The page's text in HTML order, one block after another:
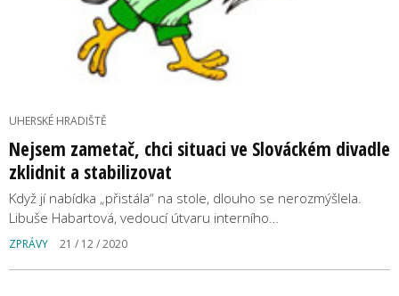
UHERSKÉ HRADIŠTĚ
Nejsem zametač, chci situaci ve Slováckém divadle
zklidnit a stabilizovat
Když jí nabídka „přistála“ na stole, dlouho se nerozmýšlela.
Libuše Habartová, vedoucí útvaru interního…
ZPRÁVY 21 / 12 / 2020